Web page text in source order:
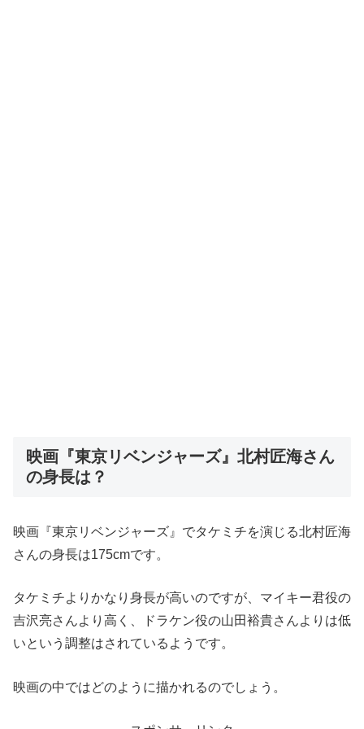
映画『東京リベンジャーズ』北村匠海さん
の身長は？
映画『東京リベンジャーズ』でタケミチを演じる北村匠海
さんの身長は175cmです。
タケミチよりかなり身長が高いのですが、マイキー君役の
吉沢亮さんより高く、ドラケン役の山田裕貴さんよりは低
いという調整はされているようです。
映画の中ではどのように描かれるのでしょう。